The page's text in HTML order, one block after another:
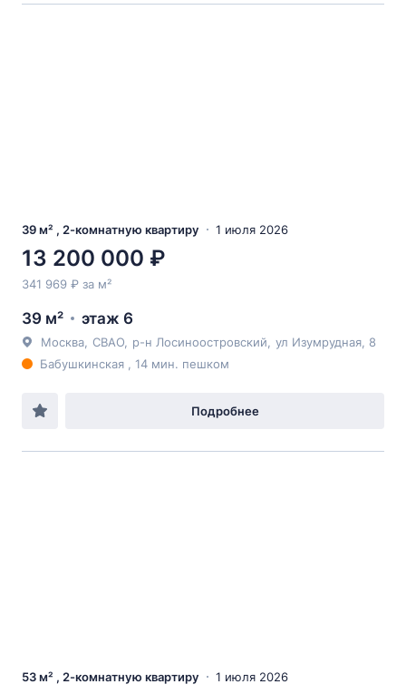
39 м² , 2-комнатную квартиру 1 июля 2026
13 200 000 ₽
341 969 ₽ за м²
39 м² этаж 6
Москва СВАО р-н Лосиноостровский ул Изумрудная , 8
Бабушкинская , 14 мин. пешком
Подробнее
53 м² , 2-комнатную квартиру 1 июля 2026